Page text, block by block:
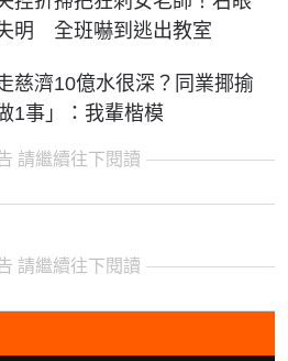
明 全班嚇到逃出教室
慈濟10億水很深？同業揶揄
1事」：我輩楷模
請繼續往下閱讀
請繼續往下閱讀